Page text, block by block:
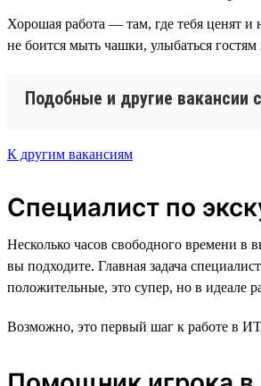
Хорошая работа — там, где тебя ценят и
не боится мыть чашки, улыбаться
Подобные и другие вакансии
К другим вакансиям
Специалист по
Несколько часов свободного времени в
вы подходите. Главная задача
положительные, это супер, но в идеале
Возможно, это первый шаг к работе в